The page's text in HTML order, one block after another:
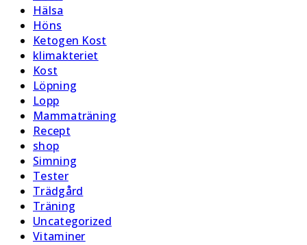
Hälsa
Höns
Ketogen Kost
klimakteriet
Kost
Löpning
Lopp
Mammaträning
Recept
shop
Simning
Tester
Trädgård
Träning
Uncategorized
Vitaminer